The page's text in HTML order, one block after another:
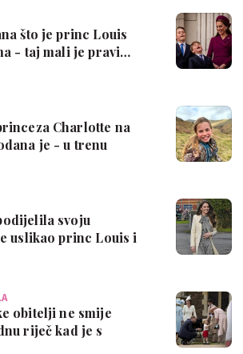
što je princ Louis
- taj mali je pravi…
Charlotte na
je - u trenu
svoju
uslikao princ Louis i
obitelji ne smije
riječ kad je s